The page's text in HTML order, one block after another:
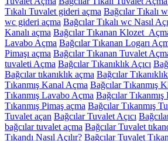
Tıkalı Tuvalet gideri açma Bağcılar Tıkalı
wc gideri açma Bağcılar Tıkalı wc Nasıl
Kanalı açma Bağcılar Tıkanan Klozet
Lavabo Açma Bağcılar Tıkanan Logarı
Pimaşı açma Bağcılar Tıkanan Tuvalet
tuvaleti Açma Bağcılar Tıkanıklık Açıcı
Bağcılar tıkanıklık açma Bağcılar
Tıkanmış Kanal Açma Bağcılar Tıkanmış
Tıkanmış Lavabo Açma Bağcılar
Tıkanmış Pimaş açma Bağcılar Tıkanmış
Tuvalet açan Bağcılar Tuvalet Açıcı
bağcılar tuvalet açma Bağcılar Tuvalet
Tıkandı Nasıl Açılır? Bağcılar Tuvalet